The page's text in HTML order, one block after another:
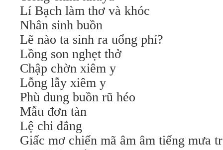
Lí Bạch làm thơ và khóc
Nhân sinh buồn
Lẽ nào ta sinh ra uổng phí?
Lồng son nghẹt thở
Chập chờn xiêm y
Lỗng lẫy xiêm y
Phù dung buồn rũ héo
Mẫu đơn tàn
Lệ chi đắng
Giấc mơ chiến mã âm âm tiếng mưa